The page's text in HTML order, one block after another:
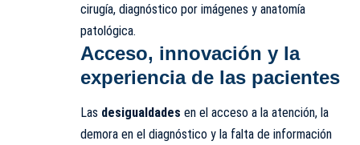
cirugía, diagnóstico por imágenes y anatomía
patológica.
Acceso, innovación y la
experiencia de las pacientes
Las desigualdades en el acceso a la atención, la
demora en el diagnóstico y la falta de información